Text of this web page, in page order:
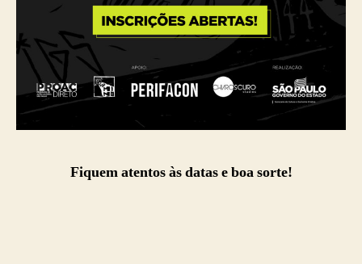
Fiquem atentos às datas e boa sorte!